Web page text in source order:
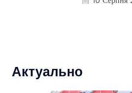
Актуально